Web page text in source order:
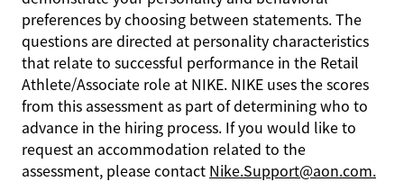
preferences by choosing between statements. The
questions are directed at personality characteristics
that relate to successful performance in the Retail
Athlete/Associate role at NIKE. NIKE uses the scores
from this assessment as part of determining who to
advance in the hiring process. If you would like to
request an accommodation related to the
assessment, please contact Nike.Support@aon.com.